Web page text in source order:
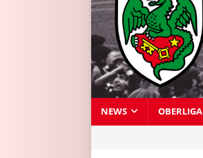
NEWS OBERLIGA